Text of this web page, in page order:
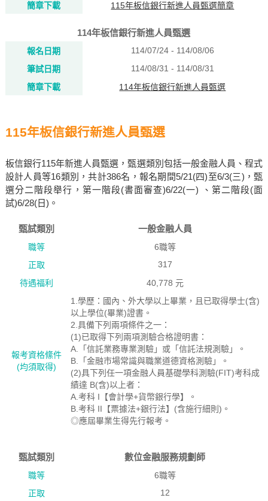
簡章下載
115年板信銀行新進人員甄選簡章
114年板信銀行新進人員甄選
報名日期
114/07/24 - 114/08/06
筆試日期
114/08/31 - 114/08/31
簡章下載
114年板信銀行新進人員甄選
115年板信銀行新進人員甄選
板信銀行115年新進人員甄選，甄選類別包括一般金融人員、程式
設計人員等16類別，共計386名，報名期間5/21(四)至6/3(三)，甄
選分二階段舉行，第一階段(書面審查)6/22(一) 、第二階段(面
試)6/28(日)。
甄試類別 一般金融人員
職等
6職等
正取
317
待遇福利
40,778 元
報考資格絛件
(均須取得)
1.學歷：國內、外大學以上畢業，且已取得學士(含)
以上學位(畢業)證書。
2.具備下列兩項條件之一：
(1)已取得下列兩項測驗合格證明書：
A.「信託業務專業測驗」或「信託法規測驗」。
B.「金融市場常識與職業道德資格測驗」。
(2)具下列任一項金融人員基礎學科測驗(FIT)考科成
績達 B(含)以上者：
A.考科 I【會計學+貨幣銀行學】。
B.考科 II【票據法+銀行法】(含施行細則)。
◎應屆畢業生得先行報考。
甄試類別 數位金融服務規劃師
職等
6職等
正取
12